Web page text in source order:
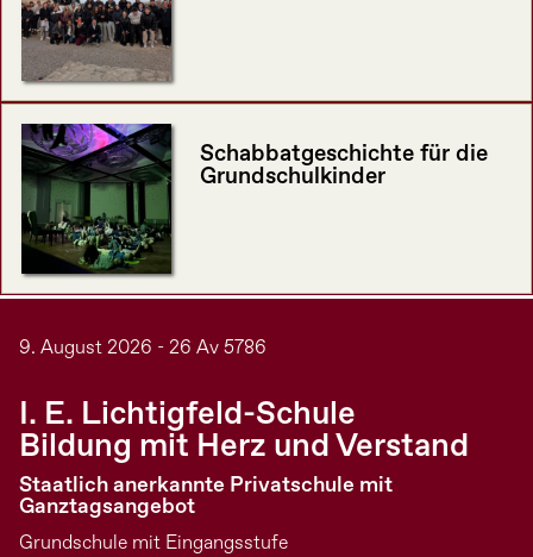
Schabbatgeschichte für die
Grundschulkinder
9. August 2026 - 26 Av 5786
I. E. Lichtigfeld-Schule
Bildung mit Herz und Verstand
Staatlich anerkannte Privatschule mit
Ganztagsangebot
Grundschule mit Eingangsstufe